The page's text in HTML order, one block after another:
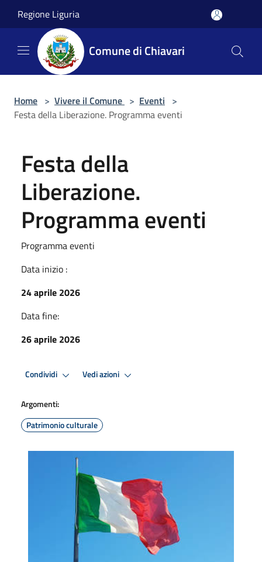
Regione Liguria
Comune di Chiavari
Home > Vivere il Comune > Eventi >
Festa della Liberazione. Programma eventi
Festa della
Liberazione.
Programma eventi
Programma eventi
Data inizio :
24 aprile 2026
Data fine:
26 aprile 2026
Condividi Vedi azioni
Argomenti:
Patrimonio culturale